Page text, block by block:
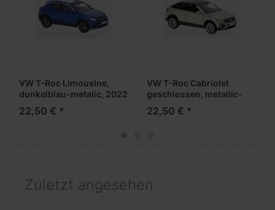
VW T-Roc Limousine,
dunkelblau-metalic, 2022
***PCX-Modell***
22,50 € *
VW T-Roc Cabriolet
geschlossen, metallic-
beige 2022
22,50 € *
Zuletzt angesehen